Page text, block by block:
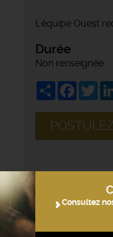
L'équipe Ouest
Durée
Non renseignée
Share
POSTULEZ
Consultez